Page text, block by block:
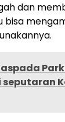
dan
bisa
seputaran